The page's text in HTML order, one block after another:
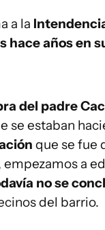
a la
hace años en
del padre
se estaban
que se fue
a
no se
del barrio.